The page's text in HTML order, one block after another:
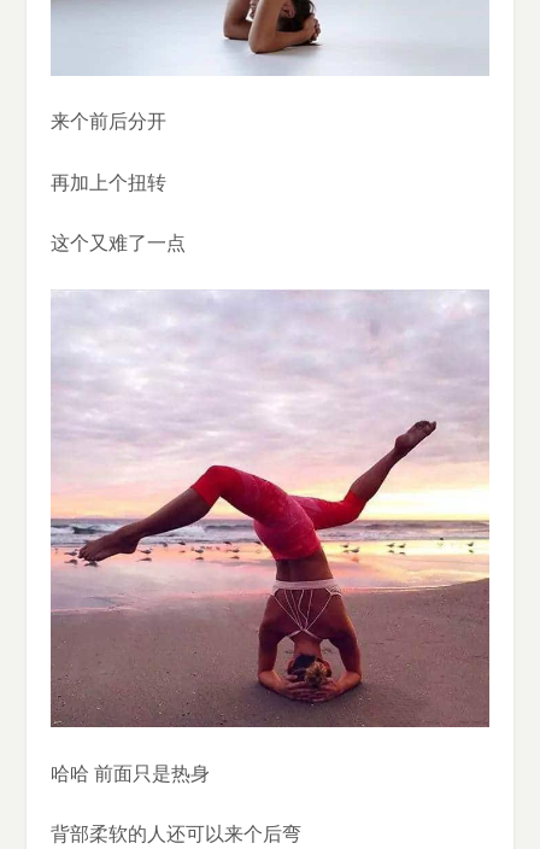
来个前后分开
再加上个扭转
这个又难了一点
哈哈 前面只是热身
背部柔软的人还可以来个后弯